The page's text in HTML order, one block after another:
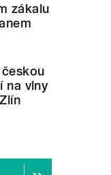
zákalu
na vlny